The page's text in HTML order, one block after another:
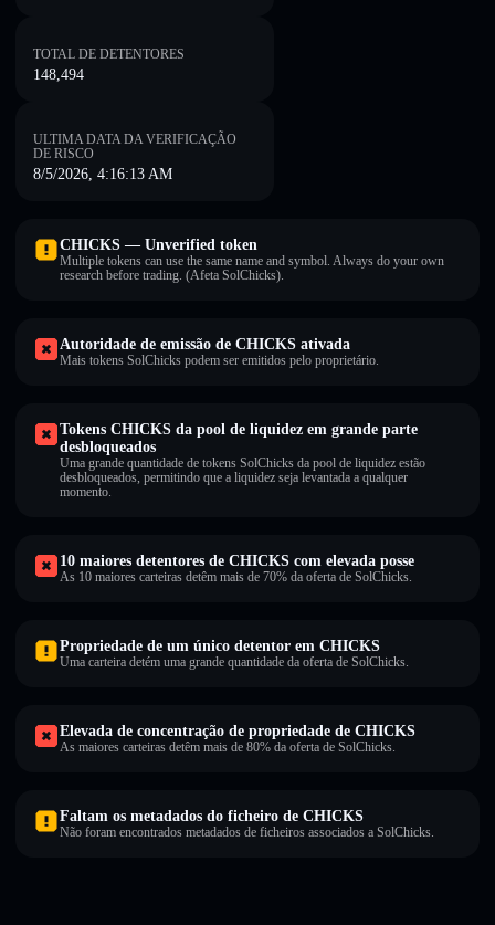
TOTAL DE DETENTORES
148,494
ULTIMA DATA DA VERIFICAÇÃO
DE RISCO
8/5/2026, 4:16:13 AM
CHICKS — Unverified token
Multiple tokens can use the same name and symbol. Always do your own
research before trading. (Afeta SolChicks).
Autoridade de emissão de CHICKS ativada
Mais tokens SolChicks podem ser emitidos pelo proprietário.
Tokens CHICKS da pool de liquidez em grande parte
desbloqueados
Uma grande quantidade de tokens SolChicks da pool de liquidez estão
desbloqueados, permitindo que a liquidez seja levantada a qualquer
momento.
10 maiores detentores de CHICKS com elevada posse
As 10 maiores carteiras detêm mais de 70% da oferta de SolChicks.
Propriedade de um único detentor em CHICKS
Uma carteira detém uma grande quantidade da oferta de SolChicks.
Elevada de concentração de propriedade de CHICKS
As maiores carteiras detêm mais de 80% da oferta de SolChicks.
Faltam os metadados do ficheiro de CHICKS
Não foram encontrados metadados de ficheiros associados a SolChicks.